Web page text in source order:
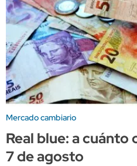
Mercado cambiario
Real blue: a
7 de agosto